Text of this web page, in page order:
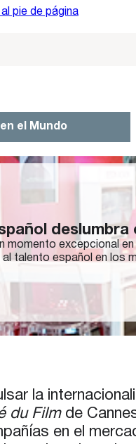
pie de página
el Mundo
momento excepcional
talento español en los
la
du Filmde
en el